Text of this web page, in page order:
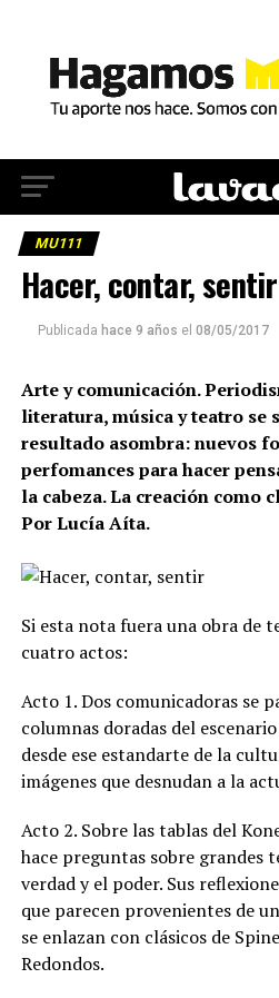
MU111
Hacer, contar, sentir
Publicada hace 9 años el 08/05/2017
Arte y comunicación.
literatura, música y teatro se
resultado asombra: nuevos
perfomances para hacer
la cabeza. La creación como
Por Lucía Aíta.
Si esta nota fuera una obra de
cuatro actos:
Acto 1. Dos comunicadoras se
columnas doradas del
desde ese estandarte de la
imágenes que desnudan a la
Acto 2. Sobre las tablas del
hace preguntas sobre grandes
verdad y el poder. Sus
que parecen provenientes de
se enlazan con clásicos de
Redondos.